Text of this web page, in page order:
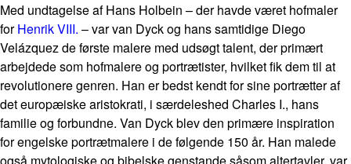
Med undtagelse af Hans Holbein – der havde været hofmaler
forHenrik VIII. – var van Dyck og hans samtidige Diego
Velázquez de første malere med udsøgt talent, der primært
arbejdede som hofmalere og portrætister, hvilket fik dem til at
revolutionere genren. Han er bedst kendt for sine portrætter af
det europæiske aristokrati, i særdeleshed Charles I., hans
familie og forbundne. Van Dyck blev den primære inspiration
for engelske portrætmalere i de følgende 150 år. Han malede